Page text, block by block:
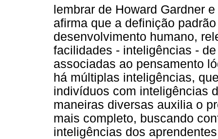
lembrar de Howard Gardner
afirma que a definição
desenvolvimento humano,
facilidades - inteligências -
associadas ao pensamento
há múltiplas inteligências,
indivíduos com inteligências
maneiras diversas auxilia o
mais completo, buscando
inteligências dos